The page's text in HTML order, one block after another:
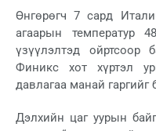
Өнгөрөгч 7 сард
агаарын температур
үзүүлэлтэд ойртсоор
Финикс хот хүртэл
давлагаа манай
Дэлхийн цаг уурын